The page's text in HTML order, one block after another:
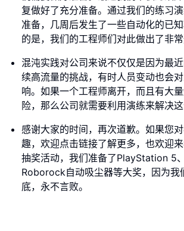
复做好了充分准备。通过我们的练习
准备，几周后发生了一些自动化的已
的是，我们的工程师们对此做出了非常
混沌实践对公司来说不仅仅是因为最
续高流量的挑战，有时人员变动也会
响。如果一个工程师离开，而且有大
险，那么公司就需要利用演练来解决这
感谢大家的时间，再次道歉。如果您
趣，欢迎点击链接了解更多，也欢迎
抽奖活动，我们准备了PlayStation 5
Roborock自动吸尘器等大奖，因为我
底，永不言败。